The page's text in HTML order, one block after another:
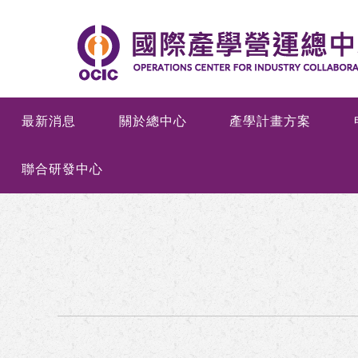
最新消息 關於總中心 產學計畫方案
聯合研發中心